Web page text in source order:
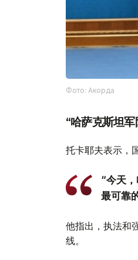
Фото: Акорда
“哈萨克斯坦
托卡耶夫表示，
“今天
最可靠
他指出，执法和
线。